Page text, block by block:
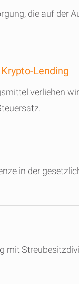
die auf der
Lending
verliehen
in der